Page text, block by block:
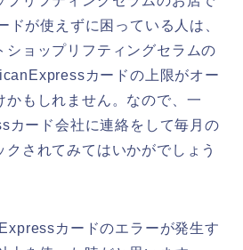
が使えずに困っている人は、
ショップリフティングセラムの
カードの上限がオー
かもしれません。なので、一
カード会社に連絡をして毎月の
されてみてはいかがでしょう
カードのエラーが発生す